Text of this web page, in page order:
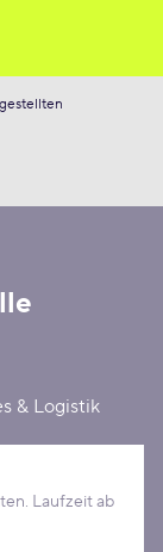
& Logistik
Laufzeit ab